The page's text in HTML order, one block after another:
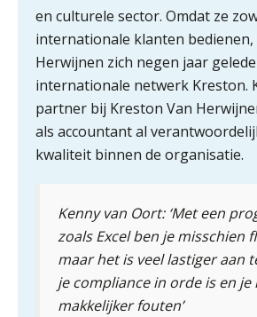
en culturele sector. Omdat ze
internationale klanten bedienen,
Herwijnen zich negen jaar
internationale netwerk Kreston.
partner bij Kreston Van
als accountant al
kwaliteit binnen de organisatie.
Kenny van Oort: ‘Met een
zoals Excel ben je misschien
maar het is veel lastiger aan
je compliance in orde is en je
makkelijker fouten’